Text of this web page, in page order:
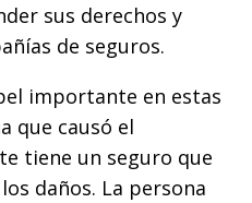
sus derechos y
de seguros.
importante en estas
que causó el
tiene un seguro que
daños. La persona